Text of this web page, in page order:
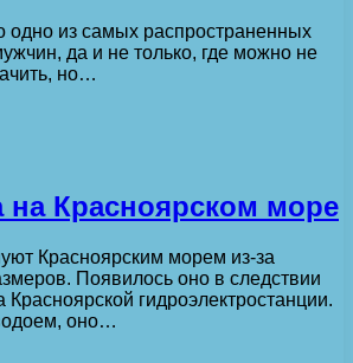
одно из самых распространенных
да и не только, где можно не
но…
на Красноярском море
Красноярским морем из-за
Появилось оно в следствии
Красноярской гидроэлектростанции.
оно…